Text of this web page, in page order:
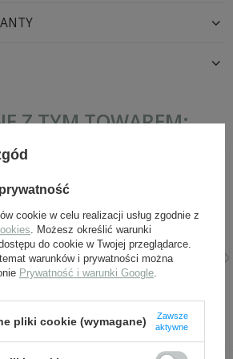
Z TYM TOWAREM:
sukienne - wojska pancerne
18,00 zł
cookie w celu realizacji usług zgodnie z
. Możesz określić warunki
do cookie w Twojej przeglądarce.
warunków i prywatności można
Prywatność i warunki Google
pliki cookie (wymagane)
Zawsze
aktywne